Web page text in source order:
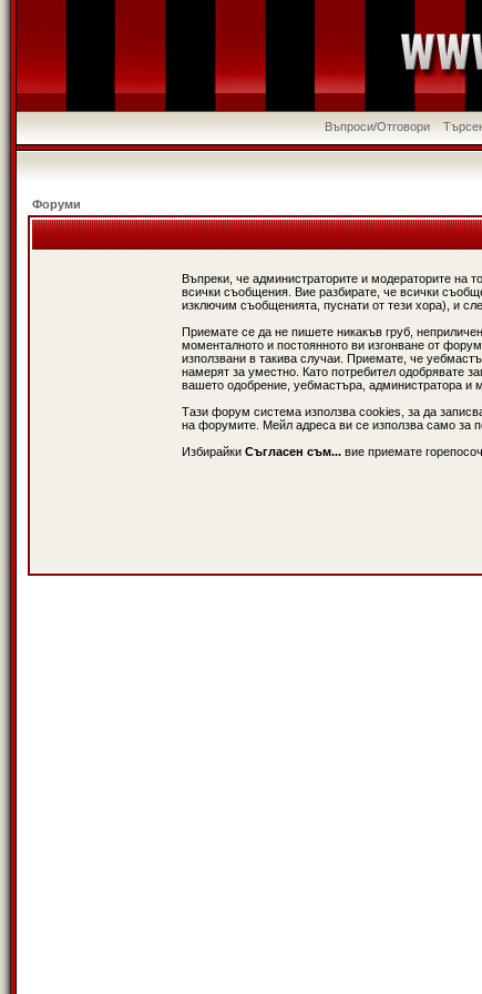
Въпроси/Отговори
Форуми
Въпреки, че администраторите и модераторите на
всички съобщения. Вие разбирате, че всички
изключим съобщенията, пуснати от тези хора), и
Приемате се да не пишете никакъв груб,
моменталното и постоянното ви изгонване от
използвани в такива случаи. Приемате, че
намерят за уместно. Като потребител одобрявате
вашето одобрение, уебмастъра, администратора и
Тази форум система използва cookies, за да
на форумите. Мейл адреса ви се използва само за
Избирайки Съгласен съм...вие приемате